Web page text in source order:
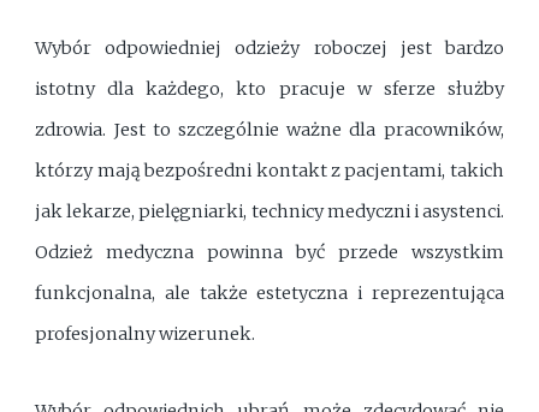
Wybór odpowiedniej odzieży roboczej jest bardzo
istotny dla każdego, kto pracuje w sferze służby
zdrowia. Jest to szczególnie ważne dla pracowników,
którzy mają bezpośredni kontakt z pacjentami, takich
jak lekarze, pielęgniarki, technicy medyczni i asystenci.
Odzież medyczna powinna być przede wszystkim
funkcjonalna, ale także estetyczna i reprezentująca
profesjonalny wizerunek.